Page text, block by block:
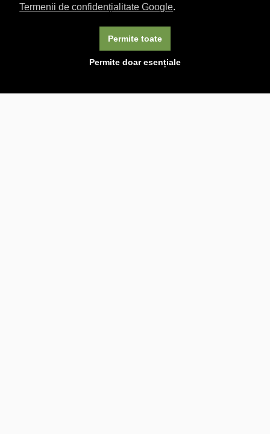
Termenii de confidențialitate Google.
Permite doar esențiale
Permite toate
exprimați acordul asupra folosirii cookie-urilor.